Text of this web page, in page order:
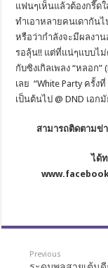
แฟนๆเห็นแล้วต้องกรี๊ด
ทำเอาหลายคนเดากันไ
หรือว่ากำลังจะมีผลงา
รอลุ้น!! แต่ที่แน่ๆแบบไม่
กับซิงเกิลเพลง “หลอก
เลย “White Party ครั้ง
เป็นต้นไป @ DND เอก
สามารถติดตามข่
ได้
www.
Previous